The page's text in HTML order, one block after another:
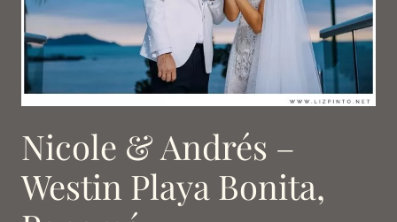
Nicole & Andrés –
Westin Playa Bonita,